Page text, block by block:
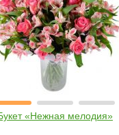
«Нежная мелодия»